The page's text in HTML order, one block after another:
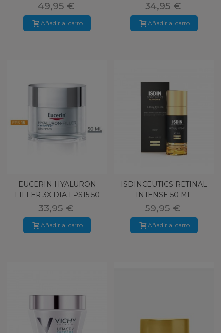
49,95 €
Añadir al carro
34,95 €
Añadir al carro
EUCERIN HYALURON
FILLER 3X DIA FPS15 50
ML
33,95 €
Añadir al carro
ISDINCEUTICS RETINAL
INTENSE 50 ML
59,95 €
Añadir al carro